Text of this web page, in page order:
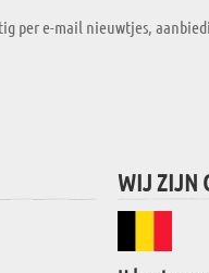
per e-mail nieuwtjes,
WIJ ZIJN